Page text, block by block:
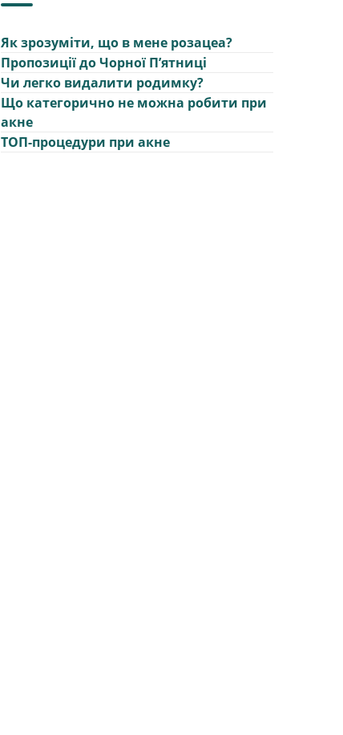
Як зрозуміти, що в мене розацеа?
Пропозиції до Чорної Пʼятниці
Чи легко видалити родимку?
Що категорично не можна робити при
акне
ТОП-процедури при акне